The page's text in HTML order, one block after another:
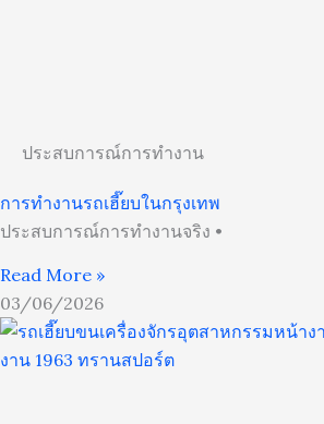
ประสบการณ์การทำงาน
การทำงานรถเฮี๊ยบในกรุงเทพ
ประสบการณ์การทำงานจริง •
Read More »
03/06/2026